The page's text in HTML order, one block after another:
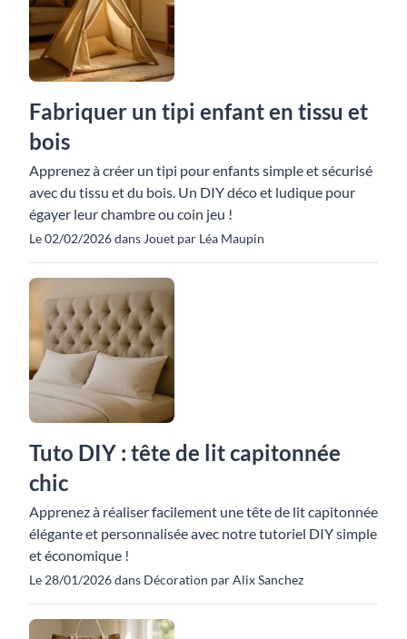
Fabriquer un tipi enfant en tissu et
bois
Apprenez à créer un tipi pour enfants simple et sécurisé
avec du tissu et du bois. Un DIY déco et ludique pour
égayer leur chambre ou coin jeu !
Le 02/02/2026 dans Jouet par Léa Maupin
Tuto DIY : tête de lit capitonnée
chic
Apprenez à réaliser facilement une tête de lit capitonnée
élégante et personnalisée avec notre tutoriel DIY simple
et économique !
Le 28/01/2026 dans Décoration par Alix Sanchez